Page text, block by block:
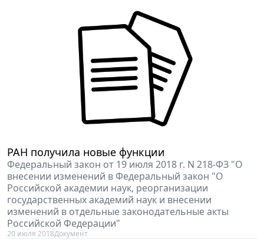
РАН получила новые функции
Федеральный закон от 19 июля 2018 г. N 218-ФЗ "О
внесении изменений в Федеральный закон "О
Российской академии наук, реорганизации
государственных академий наук и внесении
изменений в отдельные законодательные акты
Российской Федерации"
20 июля 2018Документ